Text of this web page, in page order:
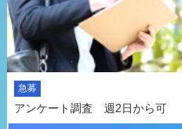
急募
アンケート調査 週2日から可